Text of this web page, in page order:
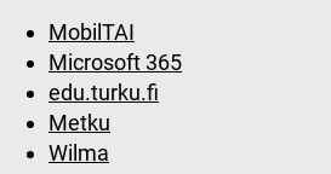
MobilTAI
Microsoft 365
edu.turku.fi
Metku
Wilma